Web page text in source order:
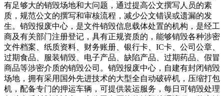
有足够大的销毁场地和大问题，通过提高公文撰写人员的素
质，规范公文的撰写和审核流程，减少公文错误或遗漏的发
生。销毁报废中心，是文件销毁信息载体处置的机构，是经工
商及有关部门注册登记，具有正规资质的，能够销毁各种涉密
文件档案、纸质资料、财务账册、银行卡、IC卡、公司公章、
过期食品、服装销毁、电子产品、缺陷产品、过期药品、假冒
商品等涉密介质的销毁公司。销毁报废中心，自建有封闭销毁
场地，拥有采用国外先进技术的大型全自动破碎机，压缩打包
机，配备专门的押运车辆，可提供装运服务，每日可销毁处理